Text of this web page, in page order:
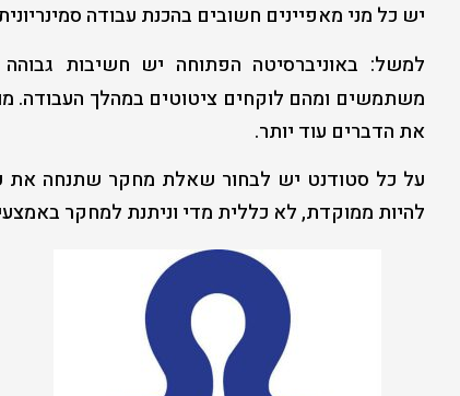
יש כל מני מאפיינים חשובים בהכנת עבודה
למשל: באוניברסיטה הפתוחה יש חשיבות
משתמשים ומהם לוקחים ציטוטים במהלך העבודה.
את הדברים עוד יותר.
על כל סטודנט יש לבחור שאלת מחקר שתנחה את
להיות ממוקדת, לא כללית מדי וניתנת למחקר